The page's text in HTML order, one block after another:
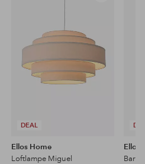
DEAL
Ellos Home
Loftlampe Miguel
Ellos